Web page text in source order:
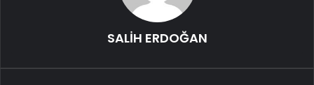
SALİH ERDOĞAN